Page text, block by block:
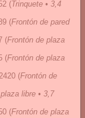
(Trinquete • 3,4
(Frontón de pared
(Frontón de plaza
(Frontón de plaza
(Frontón de
libre • 3,7
(Frontón de plaza